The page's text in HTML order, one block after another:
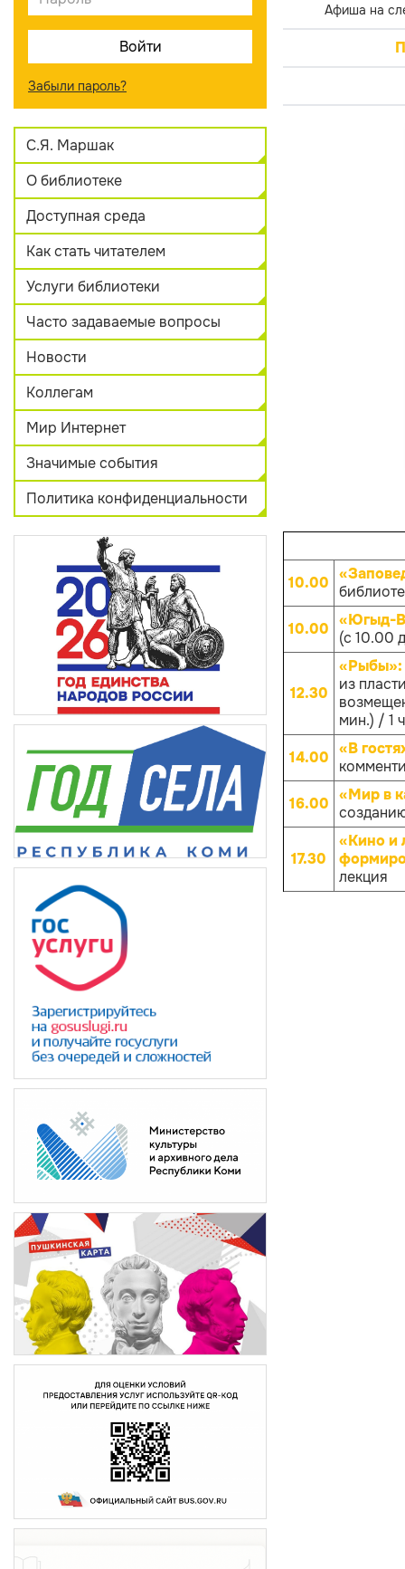
Забыли пароль?
С.Я. Маршак
О библиотеке
Доступная среда
Как стать читателем
Услуги библиотеки
Часто задаваемые вопросы
Новости
Коллегам
Мир Интернет
Значимые события
Политика конфиденциальности
Афиша на
10.00
10.00 «Югыд-
(с 10.00
12.30
«Рыбы»:
из
мин.) / 1
14.00 «В
16.00 «Мир в
17.30
«Кино и
лекция